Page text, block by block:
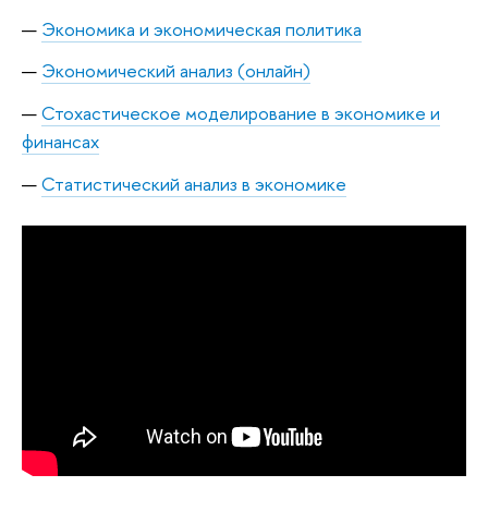
Экономика и экономическая политика
Экономический анализ (онлайн)
Стохастическое моделирование в экономике и
финансах
Статистический анализ в экономике